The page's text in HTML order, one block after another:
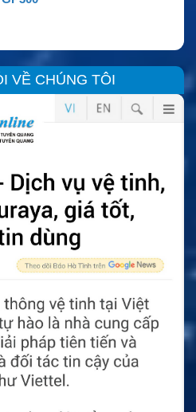
VỀ CHÚNG TÔI